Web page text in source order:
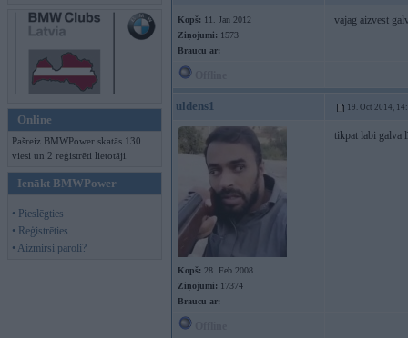
Online
Pašreiz BMWPower skatās 130
viesi un 2 reģistrēti lietotāji.
Ienākt BMWPower
• Pieslēgties
• Reģistrēties
• Aizmirsi paroli?
Kopš: 11. Jan 2012
Ziņojumi: 1573
Braucu ar:
vajag aizvest
uldens1 19. Oct 2014,
Kopš: 28. Feb 2008
Ziņojumi: 17374
Braucu ar:
tikpat labi galva